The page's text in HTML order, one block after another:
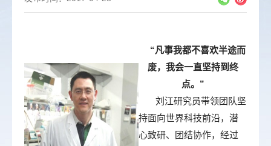
“凡事我都不喜欢半途而
废，我会一直坚持到终
点。”
刘江研究员带领团队坚
持面向世界科技前沿，潜
心致研、团结协作， 经过